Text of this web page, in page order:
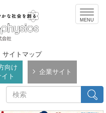
サイトマップ
向け
ト
企業サイト
検索